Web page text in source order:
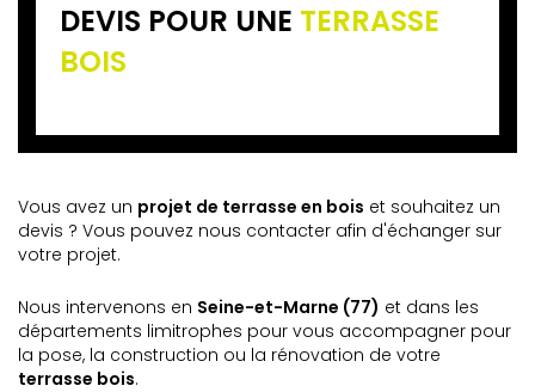
DEVIS POUR UNE TERRASSE
BOIS
Vous avez un projet de terrasse en bois et souhaitez un
devis ? Vous pouvez nous contacter afin d'échanger sur
votre projet.
Nous intervenons en Seine-et-Marne (77) et dans les
départements limitrophes pour vous accompagner pour
la pose, la construction ou la rénovation de votre
terrasse bois.